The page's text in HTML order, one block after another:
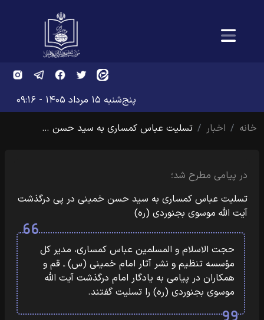
پنج‌شنبه ۱۵ مرداد ۱۴۰۵ - ۰۹:۱۶
خانه
اخبار تسلیت عباس کمساری به سید حسن …
در پیامی مطرح شد؛
تسلیت عباس کمساری به سید حسن خمینی در پی درگذشت
آیت الله موسوی بجنوردی (ره)
حجت الاسلام و المسلمین عباس کمساری، مدیر کل
مؤسسه تنظیم و نشر آثار امام خمینی (س) ـ قم و
همکاران در پیامی به یادگار امام درگذشت آیت الله
موسوی بجنوردی (ره) را تسلیت گفتند.